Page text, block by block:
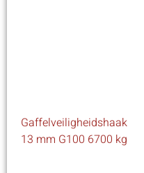
Gaffelveiligheidshaak
13 mm G100 6700 kg